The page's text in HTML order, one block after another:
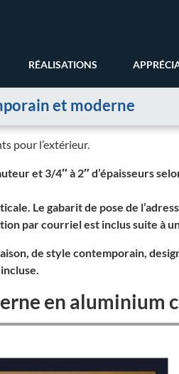
RÉALISATIONS
et moderne
pour l’extérieur.
et 3/4″ à 2″ d’épaisseurs
Le gabarit de pose de
par courriel est inclus suite à
de style contemporain,
en aluminium